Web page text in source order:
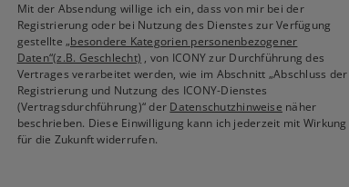
Mit der Absendung willige ich ein, dass von mir bei der
Registrierung oder bei Nutzung des Dienstes zur Verfügung
gestellte„besondere Kategorien personenbezogener
Daten“(z.B. Geschlecht) , von ICONY zur Durchführung des
Vertrages verarbeitet werden, wie im Abschnitt „Abschluss der
Registrierung und Nutzung des ICONY-Dienstes
(Vertragsdurchführung)“ der Datenschutzhinweise näher
beschrieben. Diese Einwilligung kann ich jederzeit mit Wirkung
für die Zukunft widerrufen.